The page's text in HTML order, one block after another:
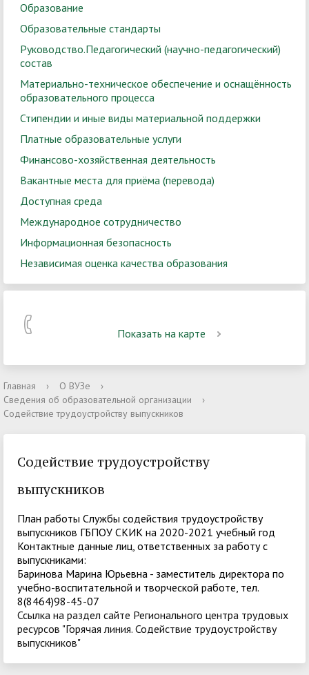
Образование
Образовательные стандарты
Руководство.Педагогический (научно-педагогический)
состав
Материально-техническое обеспечение и оснащённость
образовательного процесса
Стипендии и иные виды материальной поддержки
Платные образовательные услуги
Финансово-хозяйственная деятельность
Вакантные места для приёма (перевода)
Доступная среда
Международное сотрудничество
Информационная безопасность
Независимая оценка качества образования
Показать на карте
Главная › О ВУЗе
›
Сведения об образовательной организации
›
Содействие трудоустройству выпускников
Содействие трудоустройству
выпускников
План работы Службы содействия трудоустройству
выпускников ГБПОУ СКИК на 2020-2021 учебный год
Контактные данные лиц, ответственных за работу с
выпускниками:
Баринова Марина Юрьевна - заместитель директора по
учебно-воспитательной и творческой работе, тел.
8(8464)98-45-07
Ссылка на раздел сайте Регионального центра трудовых
ресурсов "Горячая линия. Содействие трудоустройству
выпускников"